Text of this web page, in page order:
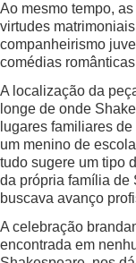
Ao mesmo tempo,
virtudes
companheirismo
comédias
A localização da
longe de onde
lugares familiares
um menino de
tudo sugere um tipo
da própria família de
buscava avanço
A celebração
encontrada em